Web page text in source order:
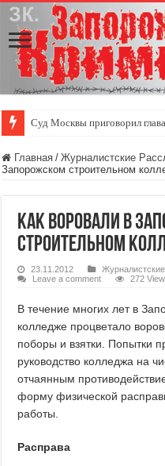
Суд Москвы приговорил
Скутер — удобный
Главная / Журналистские
Запорожском строительном
Как воровали в
строительном
23.11.2012
Leave a comment
272
В течение многих лет в
колледже процветало
поборы и взятки. Попытки
руководство колледжа на
отчаянным
форму физической
работы.
Расправа